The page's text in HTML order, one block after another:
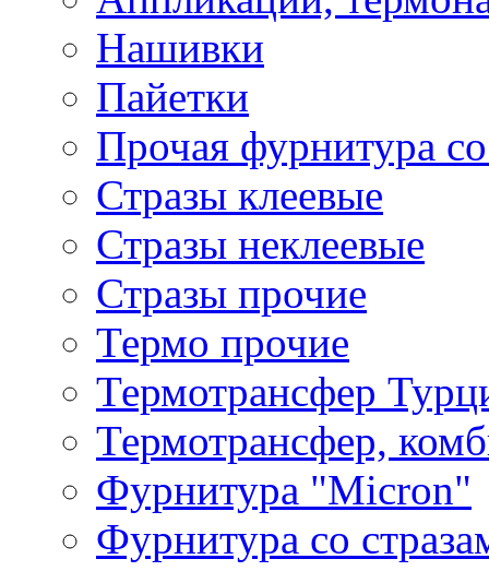
Нашивки
Пайетки
Прочая фурнитура
Стразы клеевые
Стразы неклеевые
Стразы прочие
Термо прочие
Термотрансфер
Термотрансфер,
Фурнитура "Micron"
Фурнитура со